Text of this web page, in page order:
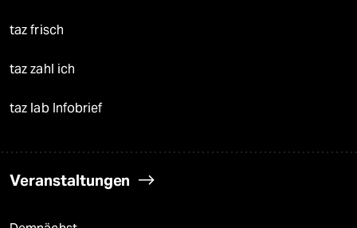
taz frisch
taz zahl ich
taz lab Infobrief
Veranstaltungen